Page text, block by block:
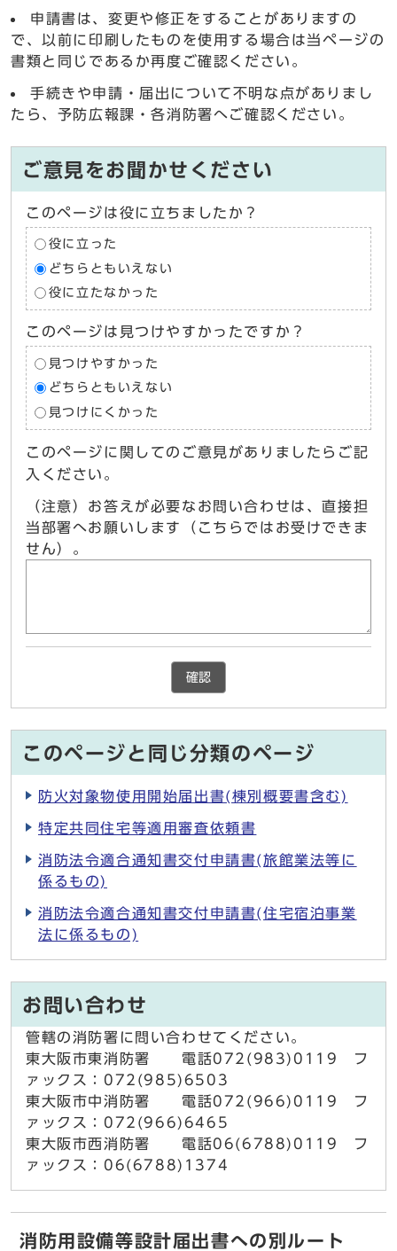
申請書は、変更や修正をすることがありますの
で、以前に印刷したものを使用する場合は当ページの
書類と同じであるか再度ご確認ください。
手続きや申請・届出について不明な点がありまし
たら、予防広報課・各消防署へご確認ください。
ご意見をお聞かせください
このページは役に立ちましたか？
役に立った
どちらともいえない
役に立たなかった
このページは見つけやすかったですか？
見つけやすかった
どちらともいえない
見つけにくかった
このページに関してのご意見がありましたらご記
入ください。
（注意）お答えが必要なお問い合わせは、直接担
当部署へお願いします（こちらではお受けできま
せん）。
確認
このページと同じ分類のページ
防火対象物使用開始届出書(棟別概要書含む)
特定共同住宅等適用審査依頼書
消防法令適合通知書交付申請書(旅館業法等に
係るもの)
消防法令適合通知書交付申請書(住宅宿泊事業
法に係るもの)
お問い合わせ
管轄の消防署に問い合わせてください。
東大阪市東消防署 電話072(983)0119 フ
ァックス：072(985)6503
東大阪市中消防署 電話072(966)0119 フ
ァックス：072(966)6465
東大阪市西消防署 電話06(6788)0119 フ
ァックス：06(6788)1374
消防用設備等設計届出書への別ルート